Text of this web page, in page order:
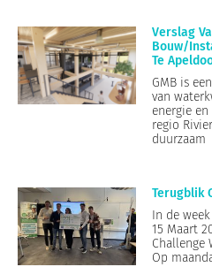
Verslag
Bouw/
Te
GMB is
van
energie
regio
duurzaam
Terugblik
In de
15 Maart
Challenge
Op